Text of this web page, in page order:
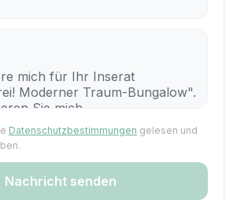
Datenschutzbestimmungen gelesen und
Nachricht senden